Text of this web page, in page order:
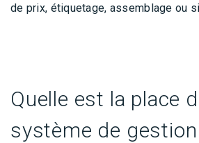
de prix, étiquetage, assemblage ou
Quelle est la place
système de